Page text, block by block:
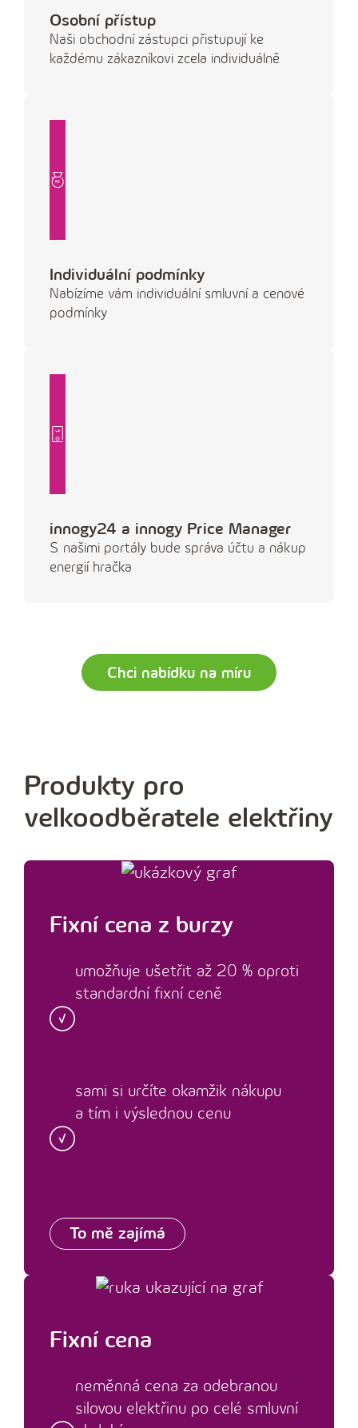
Osobní přístup
Naši obchodní zástupci přistupují ke
každému zákazníkovi zcela individuálně
Individuální podmínky
Nabízíme vám individuální smluvní a cenové
podmínky
innogy24 a innogy Price Manager
S našimi portály bude správa účtu a nákup
energií hračka
Chci nabídku na míru
Produkty pro
velkoodběratele elektřiny
Fixní cena z burzy
umožňuje ušetřit až 20 % oproti
standardní fixní ceně
sami si určíte okamžik nákupu
a tím i výslednou cenu
To mě zajímá
Fixní cena
neměnná cena za odebranou
silovou elektřinu po ‍celé smluvní